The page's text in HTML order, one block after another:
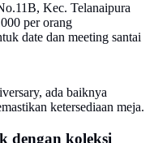
Kec. Telanaipura
per orang
date dan meeting santai
ada baiknya
ketersediaan meja.
dengan koleksi